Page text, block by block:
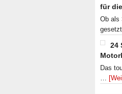
für
Ob als
24
Das
…